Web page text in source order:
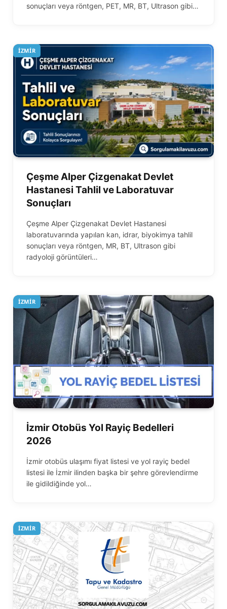
sonuçları veya röntgen, PET, MR, BT, Ultrason gibi…
İZMIR
Çeşme Alper Çizgenakat Devlet
Hastanesi Tahlil ve Laboratuvar
Sonuçları
Çeşme Alper Çizgenakat Devlet Hastanesi
laboratuvarında yapılan kan, idrar, biyokimya tahlil
sonuçları veya röntgen, MR, BT, Ultrason gibi
radyoloji görüntüleri…
İZMIR
İzmir Otobüs Yol Rayiç Bedelleri
2026
İzmir otobüs ulaşımı fiyat listesi ve yol rayiç bedel
listesi ile İzmir ilinden başka bir şehre görevlendirme
ile gidildiğinde yol…
İZMIR